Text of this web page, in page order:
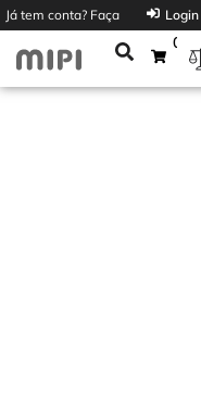
Já tem conta? Faça Login
0